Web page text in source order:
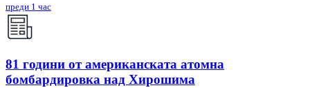
преди 1 час
81 години от американската атомна
бомбардировка над Хирошима